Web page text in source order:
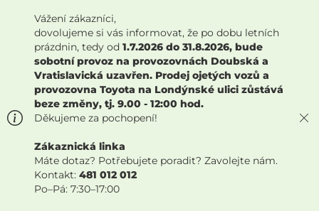
Vážení zákazníci,
dovolujeme si vás informovat, že po dobu letních
prázdnin, tedy od 1.7.2026 do 31.8.2026, bude
sobotní provoz na provozovnách Doubská a
Vratislavická uzavřen. Prodej ojetých vozů a
provozovna Toyota na Londýnské ulici zůstává
beze změny, tj. 9.00 - 12:00 hod.
Děkujeme za pochopení!
Zákaznická linka
Máte dotaz? Potřebujete poradit? Zavolejte nám.
Kontakt: 481 012 012
Po–Pá: 7:30–17:00